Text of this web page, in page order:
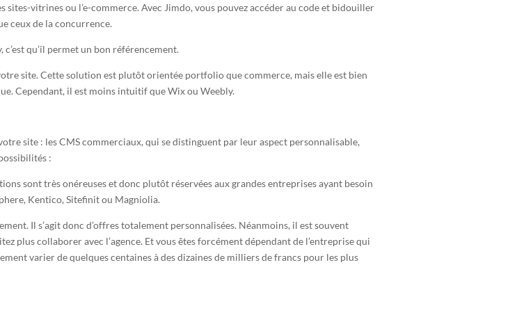
vitrines ou l’e-commerce. Avec Jimdo, vous pouvez accéder au code et bidouiller
ceux de la concurrence.
qu’il permet un bon référencement.
site. Cette solution est plutôt orientée portfolio que commerce, mais elle est bien
Cependant, il est moins intuitif que Wix ou Weebly.
site : les CMS commerciaux, qui se distinguent par leur aspect personnalisable,
:
sont très onéreuses et donc plutôt réservées aux grandes entreprises ayant besoin
Kentico, Sitefinit ou Magniolia.
Il s’agit donc d’offres totalement personnalisées. Néanmoins, il est souvent
plus collaborer avec l’agence. Et vous êtes forcément dépendant de l’entreprise qui
varier de quelques centaines à des dizaines de milliers de francs pour les plus